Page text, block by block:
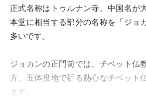
正式名称はトゥルナン寺。中国名が
本堂に相当する部分の名称を「ジョ
多いです。
ジョカンの正門前では、チベット仏
方、五体投地で祈る熱心なチベット
ます。